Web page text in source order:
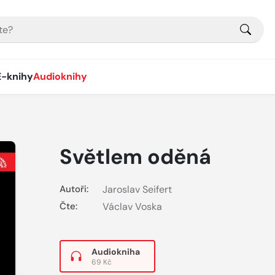
knihyAudioknihy
Světlem oděná
Autoři: Jaroslav Seifert
Čte: Václav Voska
Audiokniha
69 Kč